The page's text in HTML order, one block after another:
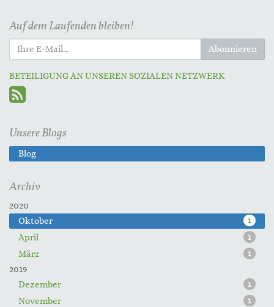
Auf dem Laufenden bleiben!
Abonnieren
BETEILIGUNG AN UNSEREN SOZIALEN NETZWERK
Unsere Blogs
Blog
Archiv
2020
Oktober
1
April 1
März 1
2019
Dezember
1
November 1